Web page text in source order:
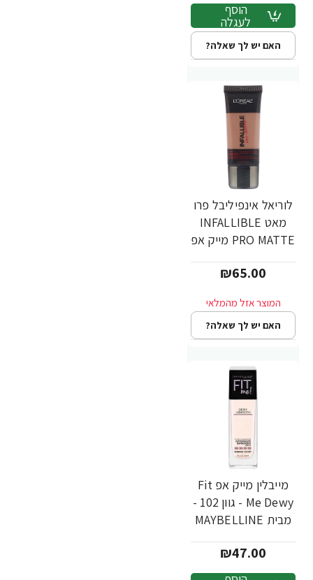
הוסף
לעגלה
האם יש לך שאלה?
לוריאל אינפיליבל פרו
מאט INFALLIBLE
PRO MATTE מייק אפ
L'Oréal
₪65.00
האם יש לך שאלה?
מייבלין מייק אפ Fit
Me Dewy - גוון 102 -
מבית MAYBELLINE
₪47.00